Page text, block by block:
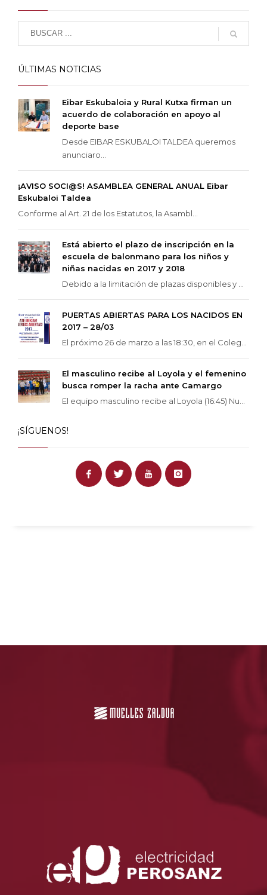
ÚLTIMAS NOTICIAS
Eibar Eskubaloia y Rural Kutxa firman un
acuerdo de colaboración en apoyo al
deporte base
Desde EIBAR ESKUBALOI TALDEA queremos
anunciaro...
¡AVISO SOCI@S! ASAMBLEA GENERAL ANUAL Eibar
Eskubaloi Taldea
Conforme al Art. 21 de los Estatutos, la Asambl...
Está abierto el plazo de inscripción en la
escuela de balonmano para los niños y
niñas nacidas en 2017 y 2018
Debido a la limitación de plazas disponibles y ...
PUERTAS ABIERTAS PARA LOS NACIDOS EN
2017 – 28/03
El próximo 26 de marzo a las 18:30, en el Coleg...
El masculino recibe al Loyola y el femenino
busca romper la racha ante Camargo
El equipo masculino recibe al Loyola (16:45) Nu...
¡SÍGUENOS!